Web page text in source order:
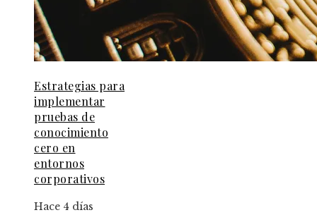
Estrategias para
implementar
pruebas de
conocimiento
cero en
entornos
corporativos
Hace 4 días